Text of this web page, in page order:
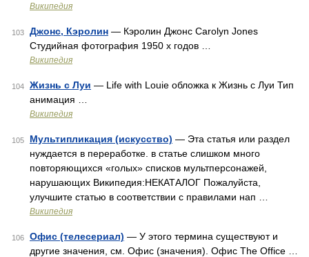
Википедия
103 Джонс, Кэролин — Кэролин Джонс Carolyn Jones
Студийная фотография 1950 х годов …
Википедия
104 Жизнь с Луи — Life with Louie обложка к Жизнь с Луи Тип
анимация …
Википедия
105 Мультипликация (искусство) — Эта статья или раздел
нуждается в переработке. в статье слишком много
повторяющихся «голых» списков мультперсонажей,
нарушающих Википедия:НЕКАТАЛОГ Пожалуйста,
улучшите статью в соответствии с правилами нап …
Википедия
106 Офис (телесериал) — У этого термина существуют и
другие значения, см. Офис (значения). Офис The Office …